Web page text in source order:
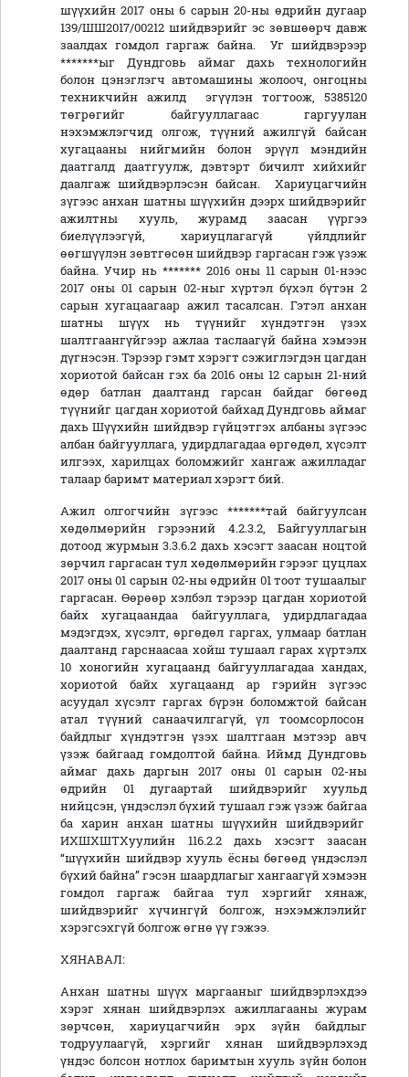
шүүхийн 2017 оны 6 сарын 20-ны өдрийн дугаар
139/ШШ2017/00212 шийдвэрийг эс зөвшөөрч давж
заалдах гомдол гаргаж байна. Уг шийдвэрээр
*******ыг Дундговь аймаг дахь технологийн
болон цэнэглэгч автомашины жолооч, онгоцны
техникчийн ажилд эгүүлэн тогтоож, 5385120
төгрөгийг байгууллагаас гаргуулан
нэхэмжлэгчид олгож, түүний ажилгүй байсан
хугацааны нийгмийн болон эрүүл мэндийн
даатгалд даатгуулж, дэвтэрт бичилт хийхийг
даалгаж шийдвэрлэсэн байсан. Хариуцагчийн
зүгээс анхан шатны шүүхийн дээрх шийдвэрийг
ажилтны хууль, журамд заасан үүргээ
биелүүлээгүй, хариуцлагагүй үйлдлийг
өөгшүүлэн зөвтгөсөн шийдвэр гаргасан гэж үзэж
байна. Учир нь ******* 2016 оны 11 сарын 01-нээс
2017 оны 01 сарын 02-ныг хүртэл бүхэл бүтэн 2
сарын хугацаагаар ажил тасалсан. Гэтэл анхан
шатны шүүх нь түүнийг хүндэтгэн үзэх
шалтгаангүйгээр ажлаа таслаагүй байна хэмээн
дүгнэсэн. Тэрээр гэмт хэрэгт сэжиглэгдэн цагдан
хориотой байсан гэх ба 2016 оны 12 сарын 21-ний
өдөр батлан даалтанд гарсан байдаг бөгөөд
түүнийг цагдан хориотой байхад Дундговь аймаг
дахь Шүүхийн шийдвэр гүйцэтгэх албаны зүгээс
албан байгууллага, удирдлагадаа өргөдөл, хүсэлт
илгээх, харилцах боломжийг хангаж ажилладаг
талаар баримт материал хэрэгт бий.
Ажил олгогчийн зүгээс *******тай байгуулсан
хөдөлмөрийн гэрээний 4.2.3.2, Байгууллагын
дотоод журмын 3.3.6.2 дахь хэсэгт заасан ноцтой
зөрчил гаргасан тул хөдөлмөрийн гэрээг цуцлах
2017 оны 01 сарын 02-ны өдрийн 01 тоот тушаалыг
гаргасан. Өөрөөр хэлбэл тэрээр цагдан хориотой
байх хугацаандаа байгууллага, удирдлагадаа
мэдэгдэх, хүсэлт, өргөдөл гаргах, улмаар батлан
даалтанд гарснаасаа хойш тушаал гарах хүртэлх
10 хоногийн хугацаанд байгууллагадаа хандах,
хориотой байх хугацаанд ар гэрийн зүгээс
асуудал хүсэлт гаргах бүрэн боломжтой байсан
атал түүний санаачилгагүй, үл тоомсорлосон
байдлыг хүндэтгэн үзэх шалтгаан мэтээр авч
үзэж байгаад гомдолтой байна. Иймд Дундговь
аймаг дахь даргын 2017 оны 01 сарын 02-ны
өдрийн 01 дугаартай шийдвэрийг хуульд
нийцсэн, үндэслэл бүхий тушаал гэж үзэж байгаа
ба харин анхан шатны шүүхийн шийдвэрийг
ИХШХШТХуулийн 116.2.2 дахь хэсэгт заасан
“шүүхийн шийдвэр хууль ёсны бөгөөд үндэслэл
бүхий байна” гэсэн шаардлагыг хангаагүй хэмээн
гомдол гаргаж байгаа тул хэргийг хянаж,
шийдвэрийг хүчингүй болгож, нэхэмжлэлийг
хэрэгсэхгүй болгож өгнө үү гэжээ.
ХЯНАВАЛ:
Анхан шатны шүүх маргааныг шийдвэрлэхдээ
хэрэг хянан шийдвэрлэх ажиллагааны журам
зөрчсөн, хариуцагчийн эрх зүйн байдлыг
тодруулаагүй, хэргийг хянан шийдвэрлэхэд
үндэс болсон нотлох баримтын хууль зүйн болон